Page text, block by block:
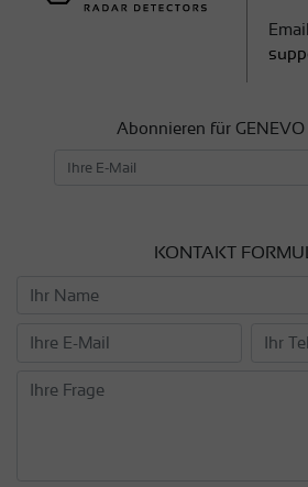
Abonnieren für
KONTAKT